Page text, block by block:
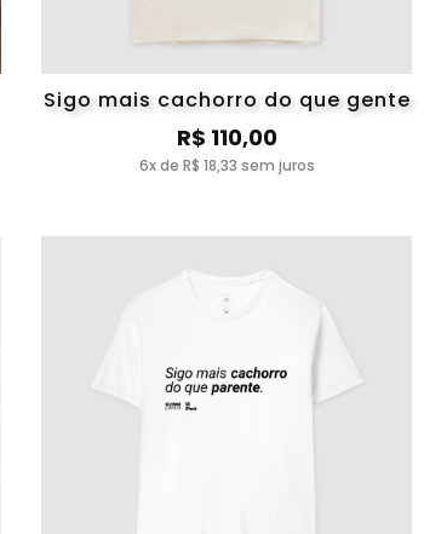
Sigo mais cachorro do que gente
R$ 110,00
6x de R$ 18,33 sem juros